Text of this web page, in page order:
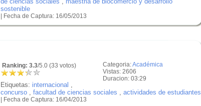
sostenible
| Fecha de Captura: 16/05/2013
Categoria:Académica
Vistas: 2606
Duracion: 03:29
Ranking: 3.3/5.0 (33 votos)
Etiquetas: internacional
concurso
facultad de ciencias sociales actividades de estudiantes
| Fecha de Captura: 16/04/2013